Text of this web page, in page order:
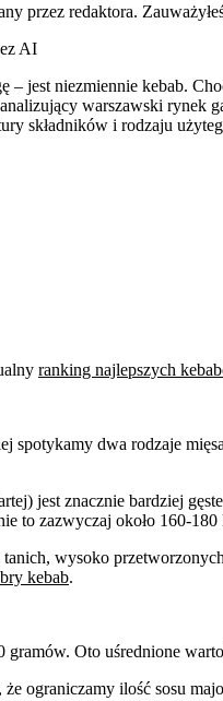
przez redaktora.
AI
jest niezmiennie kebab.
warszawski rynek
składników i rodzaju
ranking najlepszych
dwa rodzaje
jest znacznie bardziej
to zazwyczaj około 160-
wysoko
kebab.
Oto uśrednione
ograniczamy ilość sosu